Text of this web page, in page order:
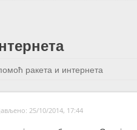
ракета и интернета
25/10/2014, 17:44